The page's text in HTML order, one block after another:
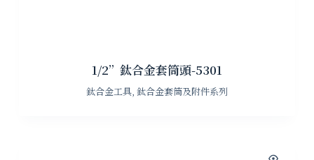
1/2”鈦合金套筒頭-5301
鈦合金工具, 鈦合金套筒及附件系列